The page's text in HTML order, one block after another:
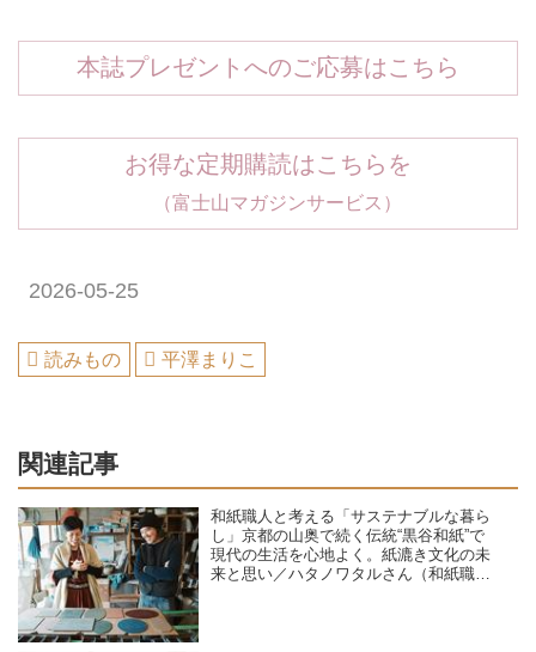
本誌プレゼントへのご応募はこちら
お得な定期購読はこちらを
（富士山マガジンサービス）
2026-05-25
読みもの 平澤まりこ
関連記事
和紙職人と考える「サステナブルな暮ら
し」京都の山奥で続く伝統“黒谷和紙”で
現代の生活を心地よく。紙漉き文化の未
来と思い／ハタノワタルさん（和紙職